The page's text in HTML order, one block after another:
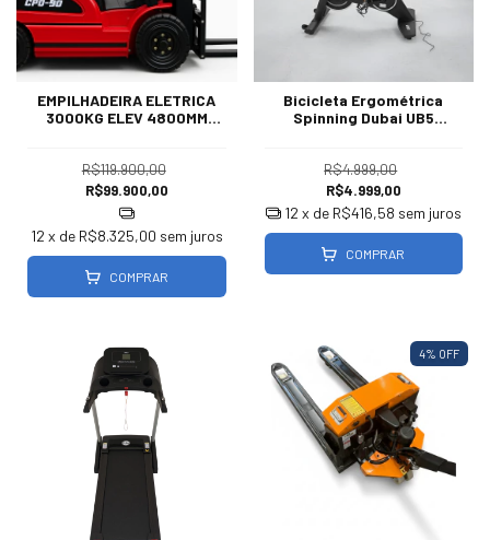
EMPILHADEIRA ELETRICA
3000KG ELEV 4800MM
R$119.900,00
R$99.900,00
12 x de R$8.325,00 sem juros
COMPRAR
Bicicleta Ergométrica
Spinning Dubai UB5
R$4.999,00
R$4.999,00
12 x de R$416,58 sem juros
COMPRAR
4% OFF